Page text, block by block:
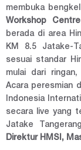
membuka
Workshop
berada di area
KM 8.5 Jatake-
sesuai standar
mulai dari
Acara peresmian
Indonesia
secara live yang
Jatake
Direktur HMSI,